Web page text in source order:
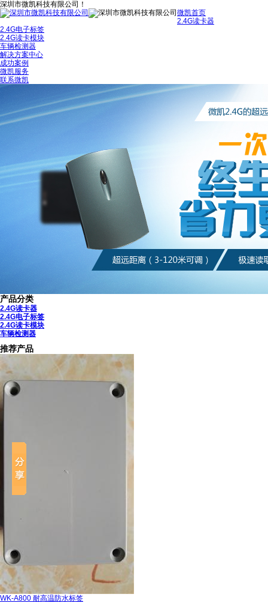
深圳市微凯科技有限公司！
微凯首页
2.4G读卡器
2.4G电子标签
2.4G读卡模块
车辆检测器
解决方案中心
成功案例
微凯服务
联系微凯
产品分类
2.4G读卡器
2.4G电子标签
2.4G读卡模块
车辆检测器
推荐产品
WK-A800 耐高温防水标签